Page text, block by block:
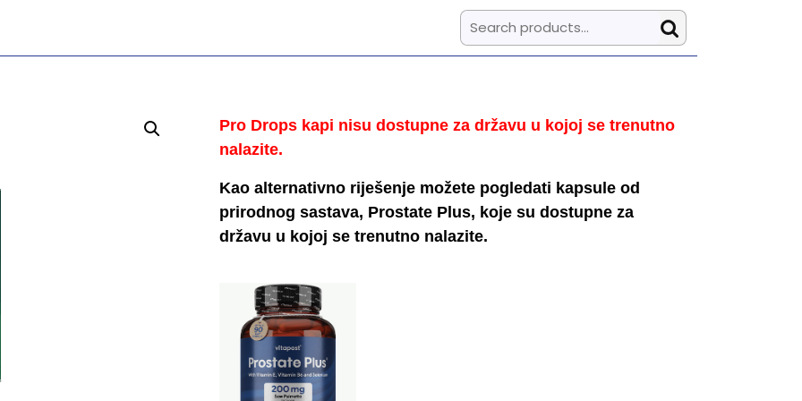
Search for:
Pro Drops kapi nisu dostupne za državu u kojoj se trenutno
nalazite.
Kao alternativno riješenje možete pogledati kapsule od
prirodnog sastava, Prostate Plus, koje su dostupne za
državu u kojoj se trenutno nalazite.